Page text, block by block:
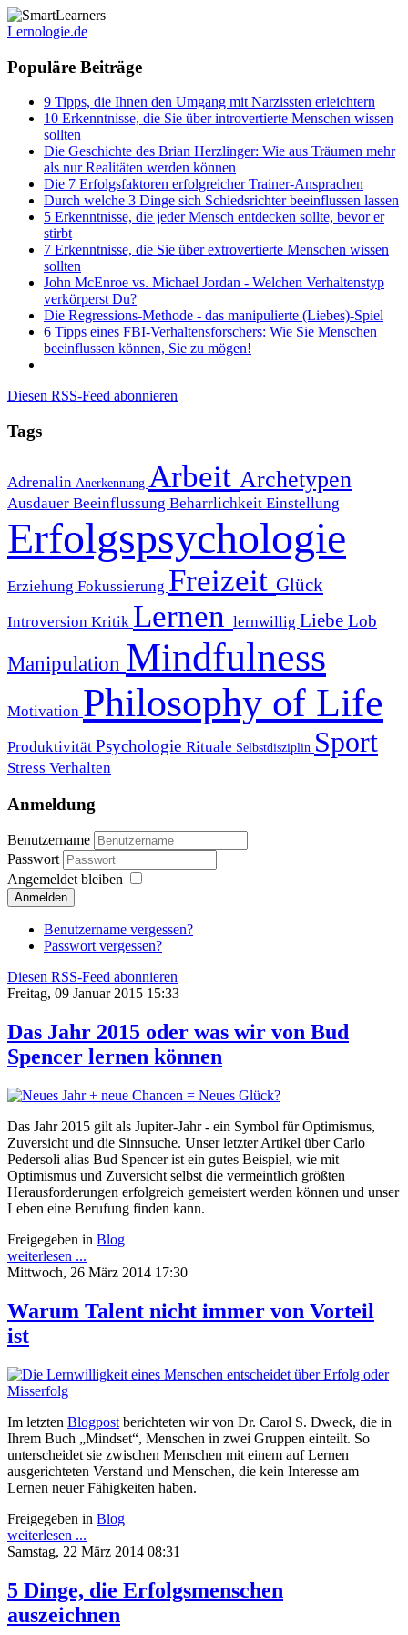
Lernologie.de
Populäre Beiträge
9 Tipps, die Ihnen den Umgang mit Narzissten erleichtern
10 Erkenntnisse, die Sie über introvertierte Menschen wissen
sollten
Die Geschichte des Brian Herzlinger: Wie aus Träumen mehr
als nur Realitäten werden können
Die 7 Erfolgsfaktoren erfolgreicher Trainer-Ansprachen
Durch welche 3 Dinge sich Schiedsrichter beeinflussen lassen
5 Erkenntnisse, die jeder Mensch entdecken sollte, bevor er
stirbt
7 Erkenntnisse, die Sie über extrovertierte Menschen wissen
sollten
John McEnroe vs. Michael Jordan - Welchen Verhaltenstyp
verkörperst Du?
Die Regressions-Methode - das manipulierte (Liebes)-Spiel
6 Tipps eines FBI-Verhaltensforschers: Wie Sie Menschen
beeinflussen können, Sie zu mögen!
Diesen RSS-Feed abonnieren
Tags
Adrenalin Anerkennung Arbeit Archetypen
Ausdauer Beeinflussung Beharrlichkeit Einstellung
Erfolgspsychologie
Erziehung Fokussierung Freizeit Glück
Introversion Kritik Lernen lernwillig Liebe Lob
Manipulation Mindfulness
Motivation Philosophy of Life
Produktivität Psychologie Rituale Selbstdisziplin Sport
Stress Verhalten
Anmeldung
Benutzername
Passwort
Angemeldet bleiben
Anmelden
Benutzername vergessen?
Passwort vergessen?
Diesen RSS-Feed abonnieren
Freitag, 09 Januar 2015 15:33
Das Jahr 2015 oder was wir von Bud
Spencer lernen können
Das Jahr 2015 gilt als Jupiter-Jahr - ein Symbol für Optimismus,
Zuversicht und die Sinnsuche. Unser letzter Artikel über Carlo
Pedersoli alias Bud Spencer ist ein gutes Beispiel, wie mit
Optimismus und Zuversicht selbst die vermeintlich größten
Herausforderungen erfolgreich gemeistert werden können und unser
Leben eine Berufung finden kann.
Freigegeben in Blog
weiterlesen ...
Mittwoch, 26 März 2014 17:30
Warum Talent nicht immer von Vorteil
ist
Im letzten Blogpost berichteten wir von Dr. Carol S. Dweck, die in
Ihrem Buch „Mindset“, Menschen in zwei Gruppen einteilt. So
unterscheidet sie zwischen Menschen mit einem auf Lernen
ausgerichteten Verstand und Menschen, die kein Interesse am
Lernen neuer Fähigkeiten haben.
Freigegeben in Blog
weiterlesen ...
Samstag, 22 März 2014 08:31
5 Dinge, die Erfolgsmenschen
auszeichnen